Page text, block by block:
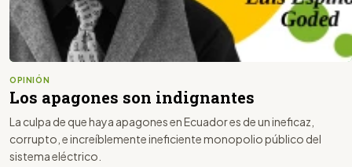
OPINIÓN
Los apagones son indignantes
La culpa de que haya apagones en Ecuador es de un ineficaz,
corrupto, e increíblemente ineficiente monopolio público del
sistema eléctrico.